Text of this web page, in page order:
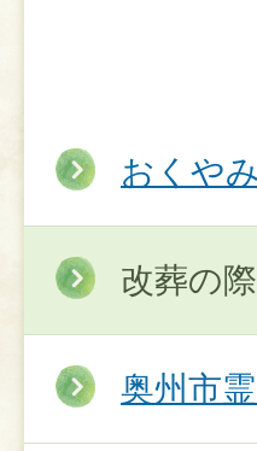
おくや
改葬の
奥州市